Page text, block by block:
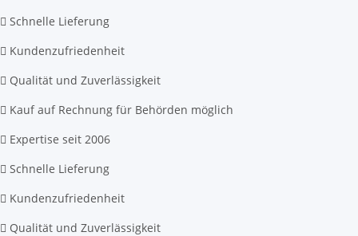
Schnelle Lieferung
Kundenzufriedenheit
Qualität und Zuverlässigkeit
Kauf auf Rechnung für Behörden möglich
Expertise seit 2006
Schnelle Lieferung
Kundenzufriedenheit
Qualität und Zuverlässigkeit